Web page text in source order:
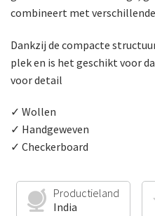
combineert met
Dankzij de compacte
plek en is het geschikt voor
voor detail
✓ Wollen
✓ Handgeweven
✓ Checkerboard
Productieland
India